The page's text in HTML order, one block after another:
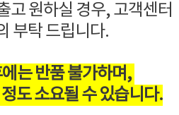
고 원하실 경우, 고객센터
부탁 드립니다.
는 반품 불가하며,
도 소요될 수 있습니다.